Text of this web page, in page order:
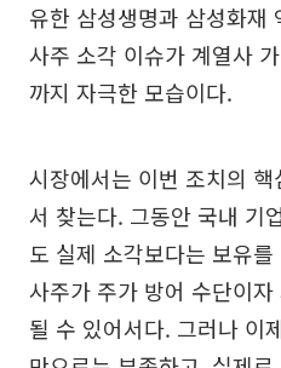
유한 삼성생명과 삼성화재
사주 소각 이슈가 계열사
까지 자극한 모습이다.
시장에서는 이번 조치의 핵
서 찾는다. 그동안 국내 기
도 실제 소각보다는 보유
사주가 주가 방어 수단이
될 수 있어서다. 그러나 이